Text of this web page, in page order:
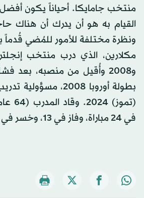
منتخب جامايكا. أحياناً يكون
القيام به هو أن يدرك أن هناك
ونظرة مختلفة للأمور للمُضي قُدماً
و2008 وأُقيل من منصبه، بعد
بطولة أوروبا 2008،
في 24 مباراة، وفاز في 13، وخسر في 6 مواجهات.